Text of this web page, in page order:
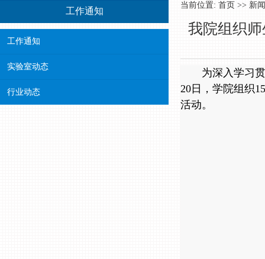
工作通知
工作通知
实验室动态
行业动态
当前位置: 首页 >> 新
我院组织
为深入学习
20日，学院组织
活动。